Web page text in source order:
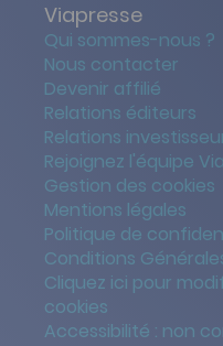
Viapresse
Qui sommes-nous ?
Nous contacter
Devenir affilié
Relations éditeurs
Relations
Rejoignez l'équipe
Gestion des cookies
Mentions légales
Politique de
Conditions
Cliquez ici pour
cookies
Accessibilité : non